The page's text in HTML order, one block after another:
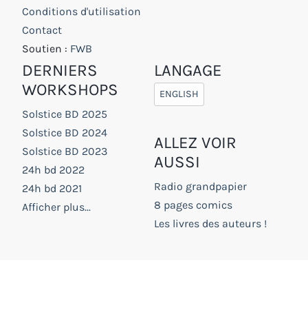
Conditions d'utilisation
Contact
Soutien : FWB
DERNIERS
WORKSHOPS
Solstice BD 2025
Solstice BD 2024
Solstice BD 2023
24h bd 2022
24h bd 2021
Afficher plus...
LANGAGE
ENGLISH
ALLEZ VOIR
AUSSI
Radio grandpapier
8 pages comics
Les livres des auteurs !